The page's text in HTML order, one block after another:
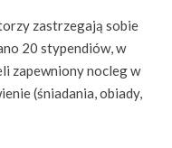
zastrzegają sobie
20 stypendiów, w
zapewniony nocleg w
(śniadania, obiady,